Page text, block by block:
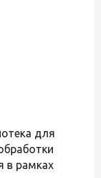
для
в рамках